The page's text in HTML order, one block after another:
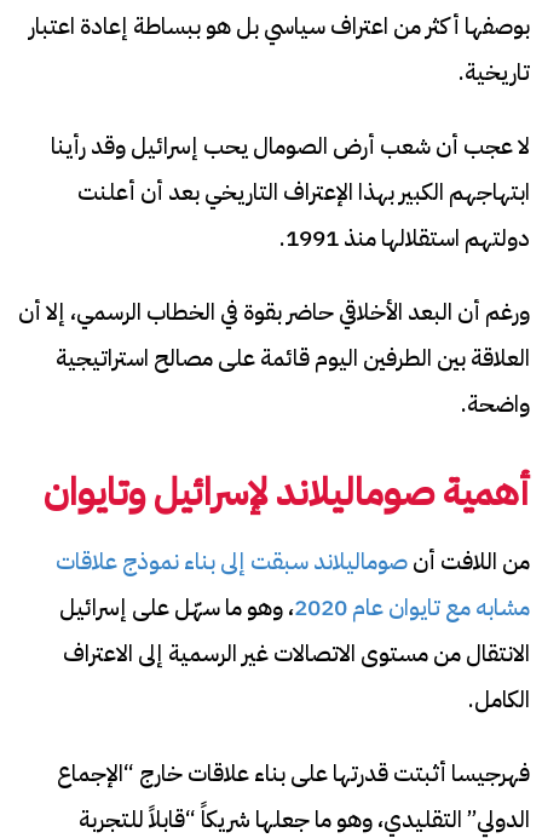
بوصفها أكثر من اعتراف سياسي بل هو ببساطة إعادة اعتبار
تاريخية.
لا عجب أن شعب أرض الصومال يحب إسرائيل وقد رأينا
ابتهاجهم الكبير بهذا الإعتراف التاريخي بعد أن أعلنت
دولتهم استقلالها منذ 1991.
ورغم أن البعد الأخلاقي حاضر بقوة في الخطاب الرسمي، إلا أن
العلاقة بين الطرفين اليوم قائمة على مصالح استراتيجية
واضحة.
أهمية صوماليلاند لإسرائيل وتايوان
من اللافت أنصوماليلاند سبقت إلى بناء نموذج علاقات
مشابه مع تايوان عام 2020
، وهو ما سهّل على إسرائيل
الانتقال من مستوى الاتصالات غير الرسمية إلى الاعتراف
الكامل.
فهرجيسا أثبتت قدرتها على بناء علاقات خارج “الإجماع
الدولي” التقليدي، وهو ما جعلها شريكاً “قابلاً للتجربة